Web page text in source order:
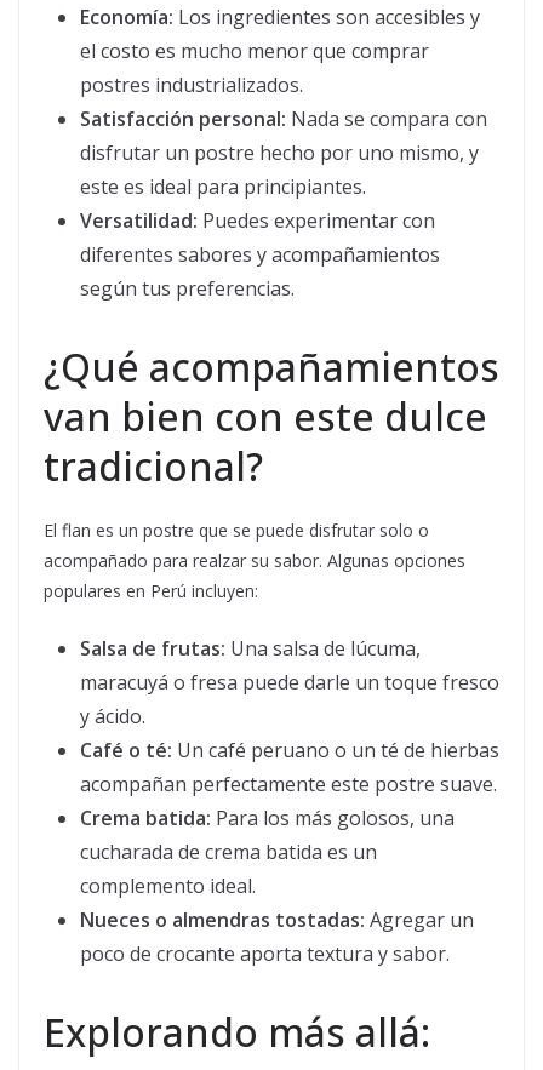
Economía: Los ingredientes son accesibles y
el costo es mucho menor que comprar
postres industrializados.
Satisfacción personal: Nada se compara con
disfrutar un postre hecho por uno mismo, y
este es ideal para principiantes.
Versatilidad: Puedes experimentar con
diferentes sabores y acompañamientos
según tus preferencias.
¿Qué acompañamientos
van bien con este dulce
tradicional?
El flan es un postre que se puede disfrutar solo o
acompañado para realzar su sabor. Algunas opciones
populares en Perú incluyen:
Salsa de frutas: Una salsa de lúcuma,
maracuyá o fresa puede darle un toque fresco
y ácido.
Café o té: Un café peruano o un té de hierbas
acompañan perfectamente este postre suave.
Crema batida: Para los más golosos, una
cucharada de crema batida es un
complemento ideal.
Nueces o almendras tostadas: Agregar un
poco de crocante aporta textura y sabor.
Explorando más allá: